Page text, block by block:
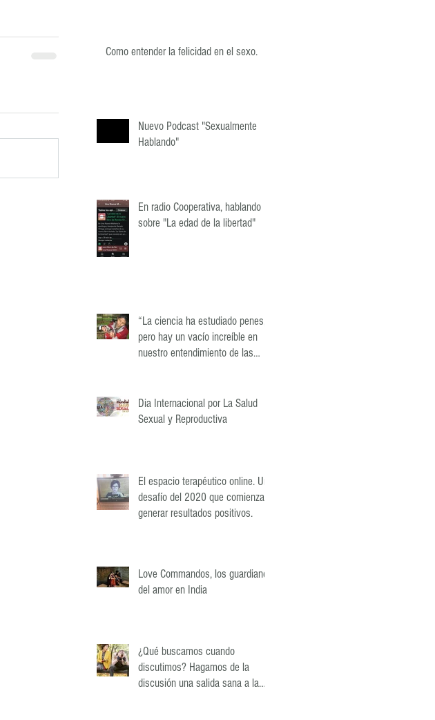
Como entender la felicidad en el sexo.
Nuevo Podcast "Sexualmente
Hablando"
En radio Cooperativa, hablando
sobre "La edad de la libertad"
“La ciencia ha estudiado penes,
pero hay un vacío increíble en
nuestro entendimiento de las
Dia Internacional por La Salud
Sexual y Reproductiva
El espacio terapéutico online. Un
desafío del 2020 que comienza a
generar resultados positivos.
Love Commandos, los guardianes
del amor en India
¿Qué buscamos cuando
discutimos? Hagamos de la
discusión una salida sana a la